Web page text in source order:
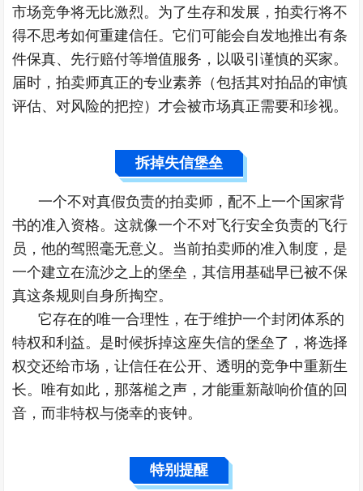
市场竞争将无比激烈。为了生存和发展，拍卖行将不
得不思考如何重建信任。它们可能会自发地推出有条
件保真、先行赔付等增值服务，以吸引谨慎的买家。
届时，拍卖师真正的专业素养（包括其对拍品的审慎
评估、对风险的把控）才会被市场真正需要和珍视。
拆掉失信堡垒
一个不对真假负责的拍卖师，配不上一个国家背
书的准入资格。这就像一个不对飞行安全负责的飞行
员，他的驾照毫无意义。当前拍卖师的准入制度，是
一个建立在流沙之上的堡垒，其信用基础早已被不保
真这条规则自身所掏空。
它存在的唯一合理性，在于维护一个封闭体系的
特权和利益。是时候拆掉这座失信的堡垒了，将选择
权交还给市场，让信任在公开、透明的竞争中重新生
长。唯有如此，那落槌之声，才能重新敲响价值的回
音，而非特权与侥幸的丧钟。
特别提醒